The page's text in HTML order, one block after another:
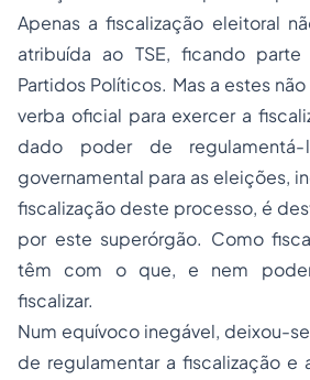
Apenas a fiscalização eleitoral
atribuída ao TSE, ficando
Partidos Políticos. Mas a estes
verba oficial para exercer a
dado poder de
governamental para as eleições,
fiscalização deste processo, é
por este superórgão. Como
têm com o que, e nem
fiscalizar.
Num equívoco inegável, deixou-
de regulamentar a fiscalização e